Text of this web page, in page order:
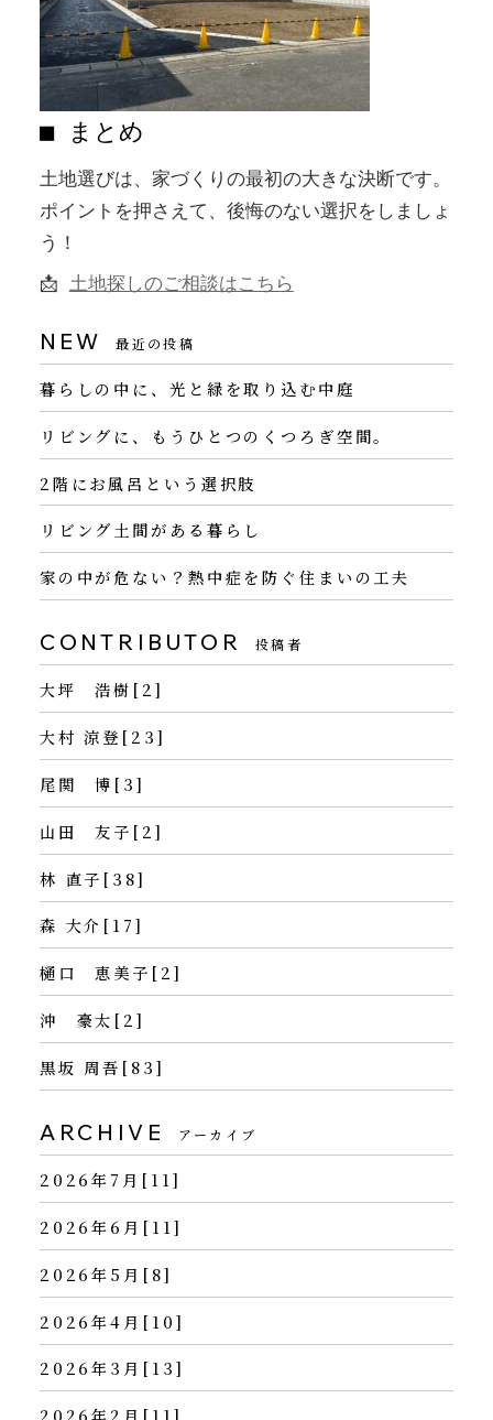
■ まとめ
土地選びは、家づくりの最初の大きな決断です。
ポイントを押さえて、後悔のない選択をしましょ
う！
📩
土地探しのご相談はこちら
NEW 最近の投稿
暮らしの中に、光と緑を取り込む中庭
リビングに、もうひとつのくつろぎ空間。
2階にお風呂という選択肢
リビング土間がある暮らし
家の中が危ない？熱中症を防ぐ住まいの工夫
CONTRIBUTOR 投稿者
大坪 浩樹[2]
大村 涼登[23]
尾関 博[3]
山田 友子[2]
林 直子[38]
森 大介[17]
樋口 恵美子[2]
沖 豪太[2]
黒坂 周吾[83]
ARCHIVE アーカイブ
2026年7月[11]
2026年6月[11]
2026年5月[8]
2026年4月[10]
2026年3月[13]